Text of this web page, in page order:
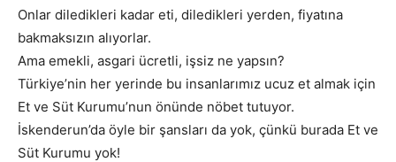
Onlar diledikleri kadar eti, diledikleri yerden, fiyatına
bakmaksızın alıyorlar.
Ama emekli, asgari ücretli, işsiz ne yapsın?
Türkiye’nin her yerinde bu insanlarımız ucuz et almak için
Et ve Süt Kurumu’nun önünde nöbet tutuyor.
İskenderun’da öyle bir şansları da yok, çünkü burada Et ve
Süt Kurumu yok!